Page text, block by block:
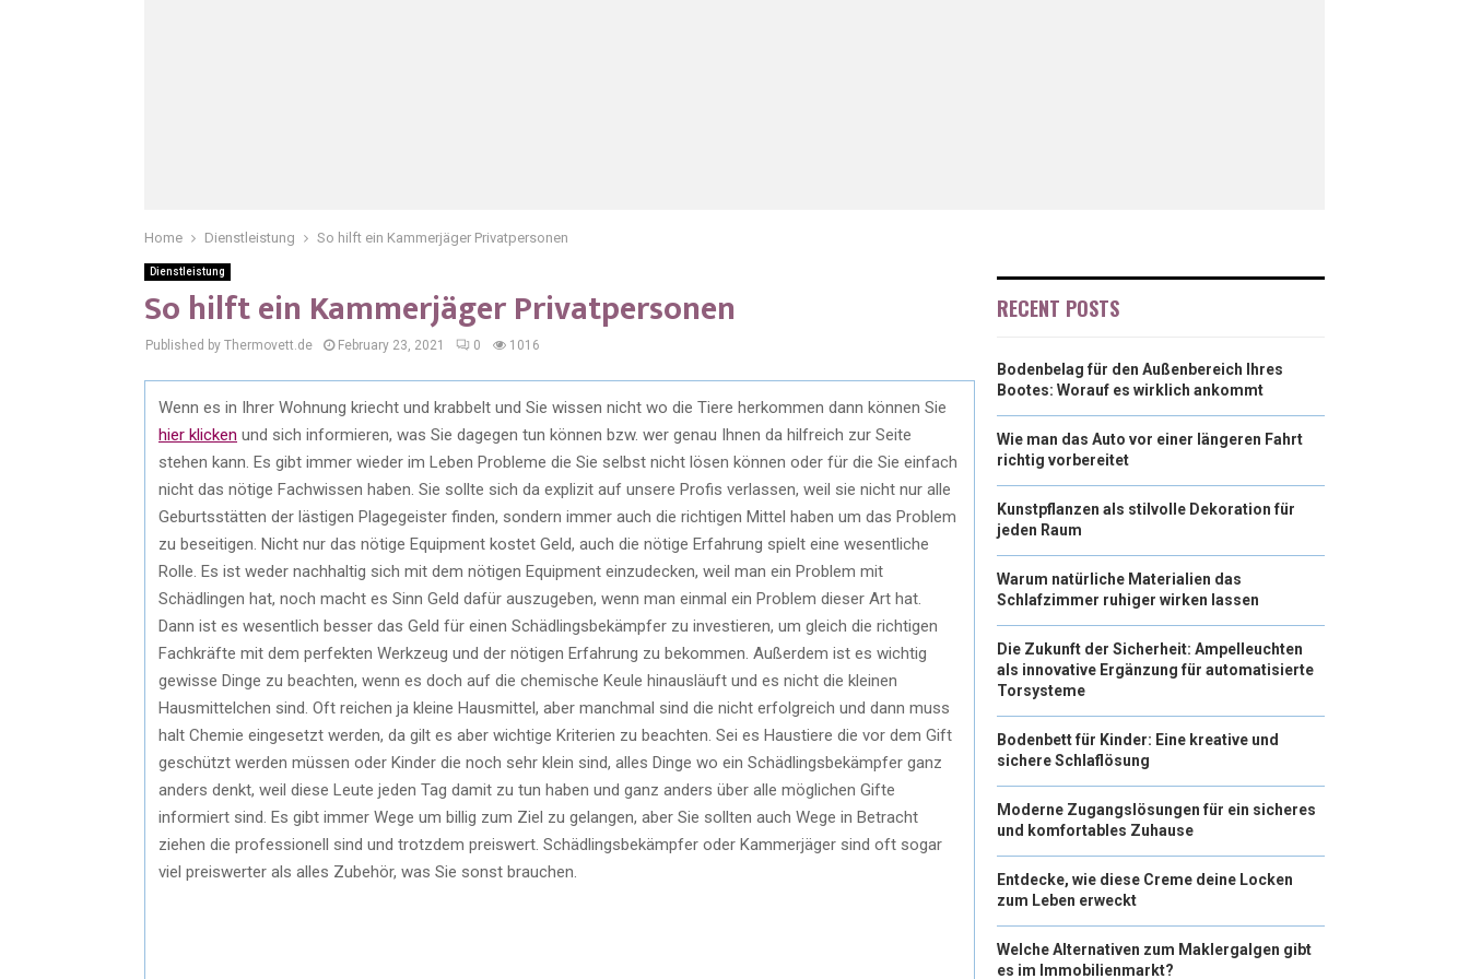
Home Dienstleistung So hilft ein Kammerjäger Privatpersonen
Dienstleistung
So hilft ein Kammerjäger Privatpersonen
Published by Thermovett.de February 23, 2021 0 1016
Wenn es in Ihrer Wohnung kriecht und krabbelt und Sie wissen nicht wo die Tiere herkommen dann können Sie
hier klicken und sich informieren, was Sie dagegen tun können bzw. wer genau Ihnen da hilfreich zur Seite
stehen kann. Es gibt immer wieder im Leben Probleme die Sie selbst nicht lösen können oder für die Sie einfach
nicht das nötige Fachwissen haben. Sie sollte sich da explizit auf unsere Profis verlassen, weil sie nicht nur alle
Geburtsstätten der lästigen Plagegeister finden, sondern immer auch die richtigen Mittel haben um das Problem
zu beseitigen. Nicht nur das nötige Equipment kostet Geld, auch die nötige Erfahrung spielt eine wesentliche
Rolle. Es ist weder nachhaltig sich mit dem nötigen Equipment einzudecken, weil man ein Problem mit
Schädlingen hat, noch macht es Sinn Geld dafür auszugeben, wenn man einmal ein Problem dieser Art hat.
Dann ist es wesentlich besser das Geld für einen Schädlingsbekämpfer zu investieren, um gleich die richtigen
Fachkräfte mit dem perfekten Werkzeug und der nötigen Erfahrung zu bekommen. Außerdem ist es wichtig
gewisse Dinge zu beachten, wenn es doch auf die chemische Keule hinausläuft und es nicht die kleinen
Hausmittelchen sind. Oft reichen ja kleine Hausmittel, aber manchmal sind die nicht erfolgreich und dann muss
halt Chemie eingesetzt werden, da gilt es aber wichtige Kriterien zu beachten. Sei es Haustiere die vor dem Gift
geschützt werden müssen oder Kinder die noch sehr klein sind, alles Dinge wo ein Schädlingsbekämpfer ganz
anders denkt, weil diese Leute jeden Tag damit zu tun haben und ganz anders über alle möglichen Gifte
informiert sind. Es gibt immer Wege um billig zum Ziel zu gelangen, aber Sie sollten auch Wege in Betracht
ziehen die professionell sind und trotzdem preiswert. Schädlingsbekämpfer oder Kammerjäger sind oft sogar
viel preiswerter als alles Zubehör, was Sie sonst brauchen.
RECENT POSTS
Bodenbelag für den Außenbereich Ihres
Bootes: Worauf es wirklich ankommt
Wie man das Auto vor einer längeren Fahrt
richtig vorbereitet
Kunstpflanzen als stilvolle Dekoration für
jeden Raum
Warum natürliche Materialien das
Schlafzimmer ruhiger wirken lassen
Die Zukunft der Sicherheit: Ampelleuchten
als innovative Ergänzung für automatisierte
Torsysteme
Bodenbett für Kinder: Eine kreative und
sichere Schlaflösung
Moderne Zugangslösungen für ein sicheres
und komfortables Zuhause
Entdecke, wie diese Creme deine Locken
zum Leben erweckt
Welche Alternativen zum Maklergalgen gibt
es im Immobilienmarkt?